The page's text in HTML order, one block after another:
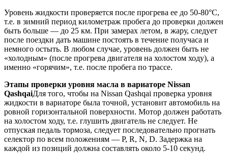
Уровень жидкости проверяется после прогрева ее до 50-80°С,
т.е. в зимний период километраж пробега до проверки должен
быть больше — до 25 км. При замерах летом, в жару, следует
после поездки дать машине постоять в течение получаса и
немного остыть. В любом случае, уровень должен быть не
«холодным» (после прогрева двигателя на холостом ходу), а
именно «горячим», т.е. после пробега по трассе.
Этапы проверки уровня масла в вариаторе Nissan
QashqaiДля того, чтобы на Nissan Qashqai проверка уровня
жидкости в вариаторе была точной, установит автомобиль на
ровной горизонтальной поверхности. Мотор должен работать
на холостом ходу, т.е. глушить двигатель не следует. Не
отпуская педаль тормоза, следует последовательно прогнать
селектор по всем положениям — P, R, N, D. Задержка на
каждой из позиций должна составлять около 5-10 секунд.